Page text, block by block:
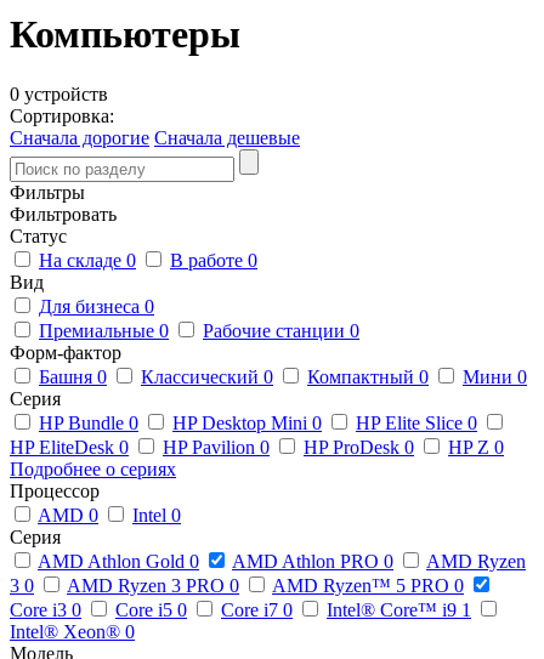
Компьютеры
0 устройств
Сортировка:
Сначала дорогие Сначала дешевые
Фильтры
Фильтровать
Статус
На складе 0 В работе 0
Вид
Для бизнеса 0
Премиальные 0 Рабочие станции 0
Форм-фактор
Башня 0 Классический 0 Компактный 0 Мини 0
Серия
HP Bundle 0 HP Desktop Mini 0 HP Elite Slice 0
HP EliteDesk 0 HP Pavilion 0 HP ProDesk 0 HP Z 0
Подробнее о сериях
Процессор
AMD 0 Intel 0
Серия
AMD Athlon Gold 0 AMD Athlon PRO 0
AMD Ryzen
3 0 AMD Ryzen 3 PRO 0 AMD Ryzen™ 5 PRO 0
Core i3 0 Core i5 0 Core i7 0 Intel® Core™ i9 1
Intel® Xeon® 0
Модель